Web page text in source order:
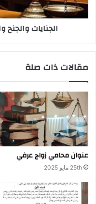
الجنايات والجنح
مقالات ذات صلة
عنوان محامي زواج عرفي
25th مايو 2025